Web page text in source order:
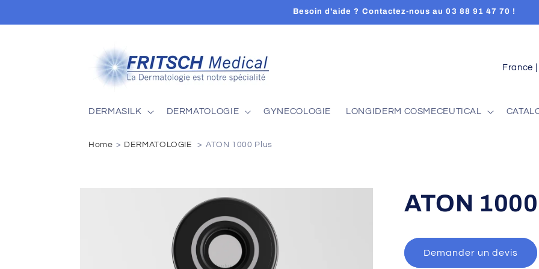
Besoin d'aide ? Contactez-nous au 03 88 91 47 70 !
DERMASILK DERMATOLOGIE GYNECOLOGIE LONGIDERM COSMECEUTICAL
C
/
r
g
Home DERMATOLOGIE ATON 1000 Plus
ATON
Demander un devis